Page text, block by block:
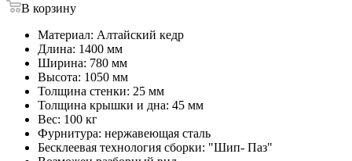
В корзину
Материал: Алтайский кедр
Длина: 1400 мм
Ширина: 780 мм
Высота: 1050 мм
Толщина стенки: 25 мм
Толщина крышки и дна: 45 мм
Вес: 100 кг
Фурнитура: нержавеющая сталь
Бесклеевая технология сборки: "Шип- Паз"